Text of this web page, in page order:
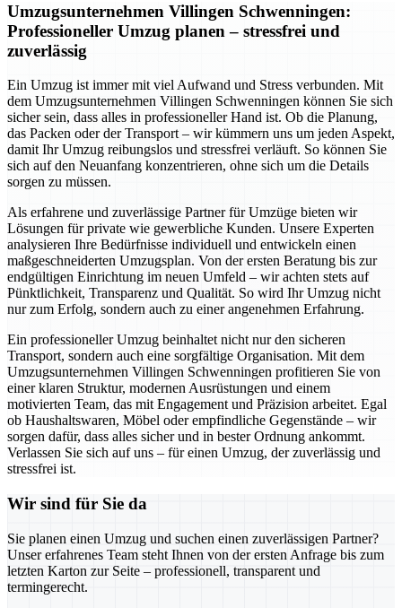
Umzugsunternehmen Villingen Schwenningen:
Professioneller Umzug planen – stressfrei und
zuverlässig
Ein Umzug ist immer mit viel Aufwand und Stress verbunden. Mit
dem Umzugsunternehmen Villingen Schwenningen können Sie sich
sicher sein, dass alles in professioneller Hand ist. Ob die Planung,
das Packen oder der Transport – wir kümmern uns um jeden Aspekt,
damit Ihr Umzug reibungslos und stressfrei verläuft. So können Sie
sich auf den Neuanfang konzentrieren, ohne sich um die Details
sorgen zu müssen.
Als erfahrene und zuverlässige Partner für Umzüge bieten wir
Lösungen für private wie gewerbliche Kunden. Unsere Experten
analysieren Ihre Bedürfnisse individuell und entwickeln einen
maßgeschneiderten Umzugsplan. Von der ersten Beratung bis zur
endgültigen Einrichtung im neuen Umfeld – wir achten stets auf
Pünktlichkeit, Transparenz und Qualität. So wird Ihr Umzug nicht
nur zum Erfolg, sondern auch zu einer angenehmen Erfahrung.
Ein professioneller Umzug beinhaltet nicht nur den sicheren
Transport, sondern auch eine sorgfältige Organisation. Mit dem
Umzugsunternehmen Villingen Schwenningen profitieren Sie von
einer klaren Struktur, modernen Ausrüstungen und einem
motivierten Team, das mit Engagement und Präzision arbeitet. Egal
ob Haushaltswaren, Möbel oder empfindliche Gegenstände – wir
sorgen dafür, dass alles sicher und in bester Ordnung ankommt.
Verlassen Sie sich auf uns – für einen Umzug, der zuverlässig und
stressfrei ist.
Wir sind für Sie da
Sie planen einen Umzug und suchen einen zuverlässigen Partner?
Unser erfahrenes Team steht Ihnen von der ersten Anfrage bis zum
letzten Karton zur Seite – professionell, transparent und
termingerecht.